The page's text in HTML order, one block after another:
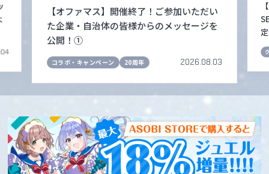
【オファマス】開催終了！ご参加いただい
た企業・自治体の皆様からのメッセージを
公開！①
コラボ・キャンペーン 20周年 2026.08.03